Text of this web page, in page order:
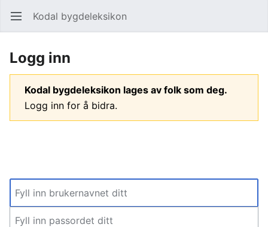
Åpne hovedmenyen Kodal bygdeleksikon
Logg inn
Kodal bygdeleksikon lages av folk som deg.
Logg inn for å bidra.